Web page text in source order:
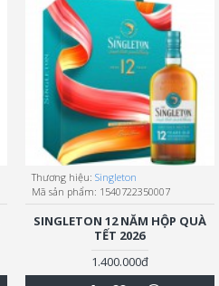
Thương hiệu: Singleton
Mã sản phẩm: 1540722350007
SINGLETON 12 NĂM HỘP QUÀ
TẾT 2026
1.400.000đ